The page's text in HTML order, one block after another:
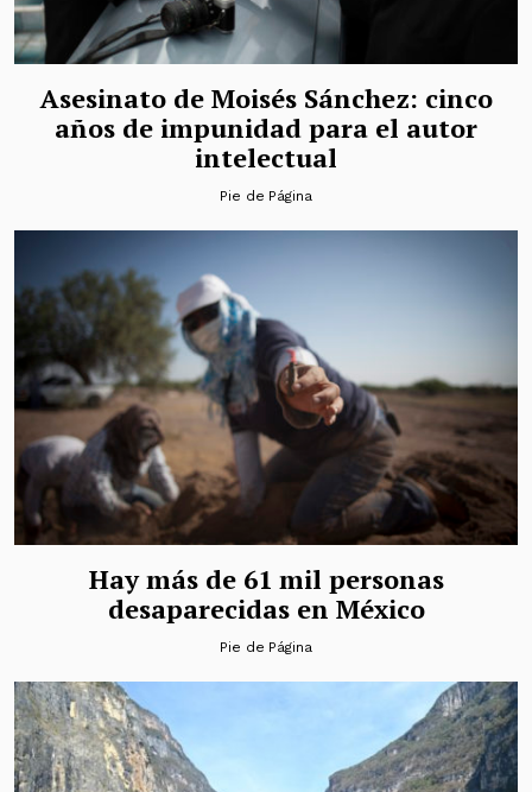
Asesinato de Moisés Sánchez: cinco
años de impunidad para el autor
intelectual
Pie de Página
Hay más de 61 mil personas
desaparecidas en México
Pie de Página